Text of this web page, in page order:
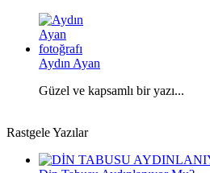
Aydın Ayan
Güzel ve kapsamlı bir yazı...
Rastgele Yazılar